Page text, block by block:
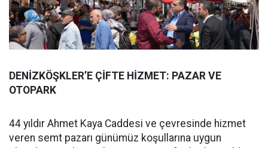
DENİZKÖŞKLER’E ÇİFTE HİZMET: PAZAR VE
OTOPARK
44 yıldır Ahmet Kaya Caddesi ve çevresinde hizmet
veren semt pazarı günümüz koşullarına uygun